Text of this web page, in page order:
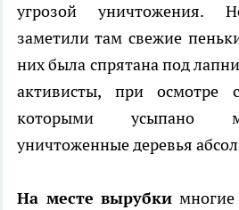
угрозой уничтожения.
заметили там свежие
них была спрятана под
активисты, при осмотре
которыми усыпано
уничтоженные деревья
На месте вырубки